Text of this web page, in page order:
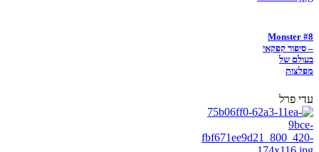
Monster #8
– סיפור קפקאי
בעולם של
מפלצות
עדי פרל